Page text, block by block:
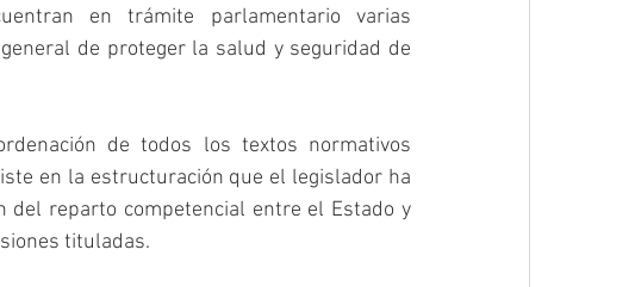
en trámite parlamentario varias
de proteger la salud y seguridad de
de todos los textos normativos
en la estructuración que el legislador ha
reparto competencial entre el Estado y
tituladas.